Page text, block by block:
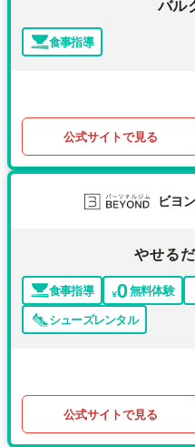
バル
食事指導
公式サイトで見る
ビヨ
やせる
食事指導 無料体験
シューズレンタル
公式サイトで見る